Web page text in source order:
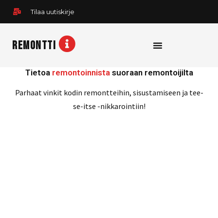
Siirry
Tilaa uutiskirje
REMONTTI
Tietoa remontoinnista suoraan remontoijilta
Parhaat vinkit kodin remontteihin, sisustamiseen ja tee-
se-itse -nikkarointiin!